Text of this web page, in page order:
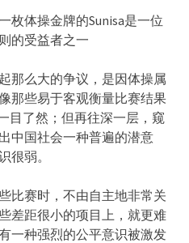
枚体操金牌的Sunisa是一位
的受益者之一
那么大的争议，是因体操属
那些易于客观衡量比赛结果
目了然；但再往深一层，窥
中国社会一种普遍的潜意
很弱。
比赛时，不由自主地非常关
差距很小的项目上，就更难
一种强烈的公平意识被激发